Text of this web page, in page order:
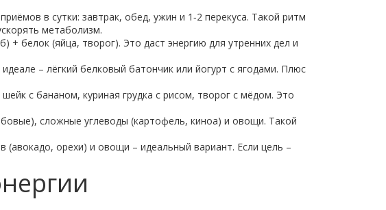
в сутки: завтрак, обед, ужин и 1‑2 перекуса. Такой ритм
метаболизм.
белок (яйца, творог). Это даст энергию для утренних дел и
– лёгкий белковый батончик или йогурт с ягодами. Плюс
с бананом, куриная грудка с рисом, творог с мёдом. Это
сложные углеводы (картофель, киноа) и овощи. Такой
орехи) и овощи – идеальный вариант. Если цель –